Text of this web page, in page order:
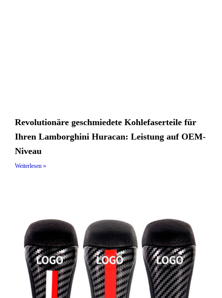
Revolutionäre geschmiedete Kohlefaserteile für
Ihren Lamborghini Huracan: Leistung auf OEM-
Niveau
Weiterlesen »